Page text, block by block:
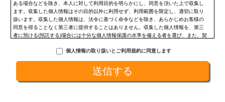
ある場合などを除き、本人に対して利用目的を明らかにし、同意を頂いた上で収集し
ます。収集した個人情報はその目的以外に利用せず、利用範囲を限定し、適切に取り
扱います。収集した個人情報は、法令に基づく命令などを除き、あらかじめお客様の
同意を得ることなく第三者に提供することはありません。収集した個人情報を、第三
者に預ける(預託する)場合には十分な個人情報保護の水準を備える者を選び、また、契
開示、訂正、利用停止等の求めに応じる手続
当社が保有する個人情報については、合理的な範囲で速やかに対応いたします。個人
情報の滅失、き損、漏えいおよび不正アクセスなどの予防ならびに是正。当方は、お
客様の個人情報を厳格に管理し、滅失、き損、漏えいや不正アクセスなどのあらゆる
個人情報の取り扱いとご利用規約に同意します